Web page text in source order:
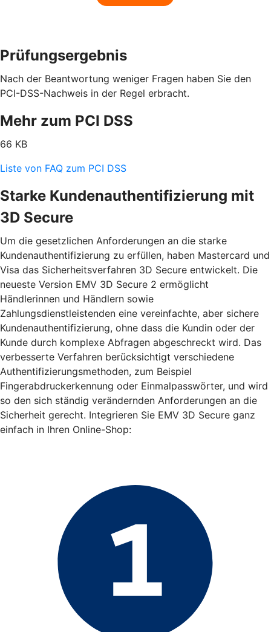
Prüfungsergebnis
Nach der Beantwortung weniger Fragen haben Sie den
PCI-DSS-Nachweis in der Regel erbracht.
Mehr zum PCI DSS
66 KB
Liste von FAQ zum PCI DSS
Starke Kundenauthentifizierung mit
3D Secure
Um die gesetzlichen Anforderungen an die starke
Kundenauthentifizierung zu erfüllen, haben Mastercard und
Visa das Sicherheitsverfahren 3D Secure entwickelt. Die
neueste Version EMV 3D Secure 2 ermöglicht
Händlerinnen und Händlern sowie
Zahlungsdienstleistenden eine vereinfachte, aber sichere
Kundenauthentifizierung, ohne dass die Kundin oder der
Kunde durch komplexe Abfragen abgeschreckt wird. Das
verbesserte Verfahren berücksichtigt verschiedene
Authentifizierungsmethoden, zum Beispiel
Fingerabdruckerkennung oder Einmalpasswörter, und wird
so den sich ständig verändernden Anforderungen an die
Sicherheit gerecht. Integrieren Sie EMV 3D Secure ganz
einfach in Ihren Online-Shop: